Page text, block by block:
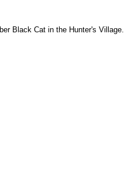
Black Cat in the Hunter's Village.